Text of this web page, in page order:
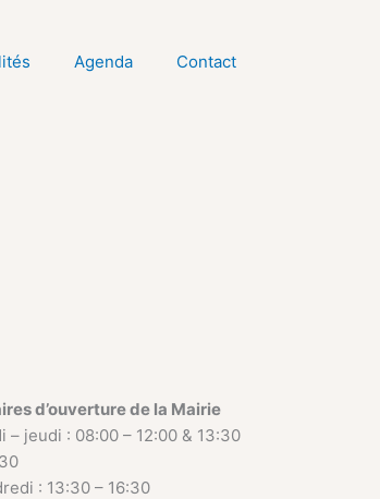
Agenda Contact
d’ouverture de la Mairie
– jeudi : 08:00 – 12:00 & 13:30
: 13:30 – 16:30